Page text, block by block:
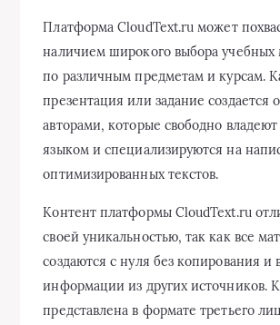
Платформа CloudText.ru может
наличием широкого выбора учебных
по различным предметам и курсам.
презентация или задание создается
авторами, которые свободно
языком и специализируются на
оптимизированных текстов.
Контент платформы CloudText.ru
своей уникальностью, так как все
создаются с нуля без копирования и
информации из других источников.
представлена в формате третьего